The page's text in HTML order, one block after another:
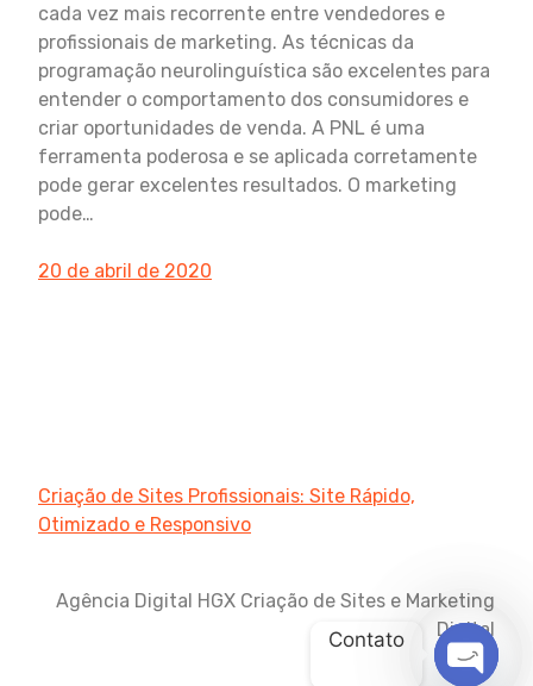
cada vez mais recorrente entre vendedores e
profissionais de marketing. As técnicas da
programação neurolinguística são excelentes para
entender o comportamento dos consumidores e
criar oportunidades de venda. A PNL é uma
ferramenta poderosa e se aplicada corretamente
pode gerar excelentes resultados. O marketing
pode…
20 de abril de 2020
Criação de Sites Profissionais: Site Rápido,
Otimizado e Responsivo
Agência Digital HGX Criação de Sites e Marketing
Digital
Contato